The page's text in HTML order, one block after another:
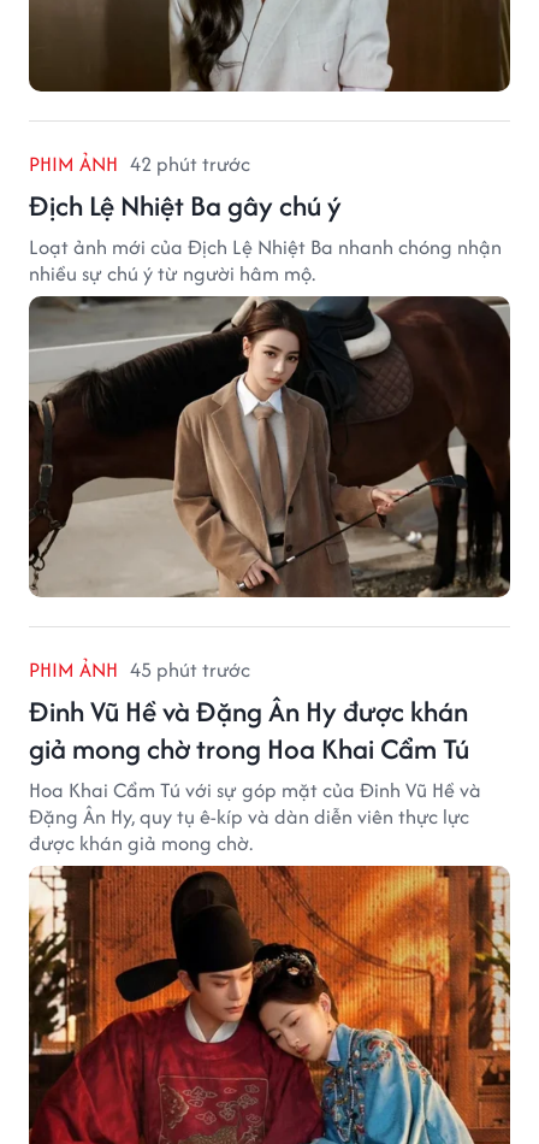
PHIM ẢNH 42 phút trước
Địch Lệ Nhiệt Ba gây chú ý
Loạt ảnh mới của Địch Lệ Nhiệt Ba nhanh chóng nhận
nhiều sự chú ý từ người hâm mộ.
PHIM ẢNH 45 phút trước
Đinh Vũ Hề và Đặng Ân Hy được khán
giả mong chờ trong Hoa Khai Cẩm Tú
Hoa Khai Cẩm Tú với sự góp mặt của Đinh Vũ Hề và
Đặng Ân Hy, quy tụ ê-kíp và dàn diễn viên thực lực
được khán giả mong chờ.